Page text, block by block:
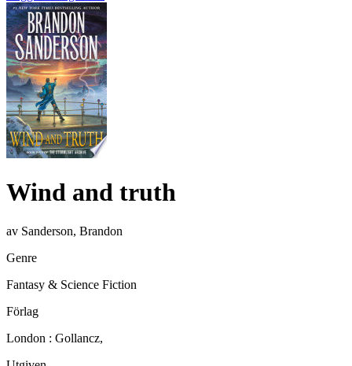
Wind and truth
av Sanderson, Brandon
Genre
Fantasy & Science Fiction
Förlag
London : Gollancz,